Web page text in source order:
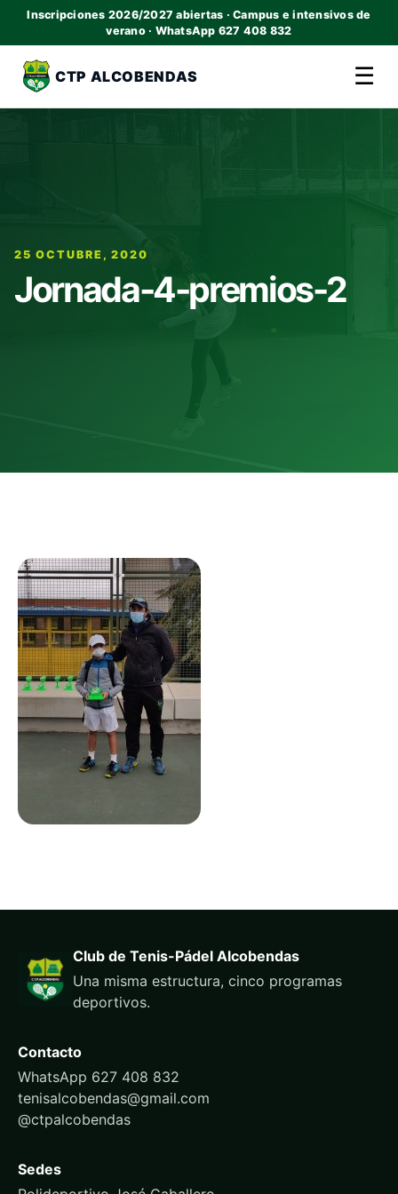
Inscripciones 2026/2027 abiertas · Campus e intensivos de
verano · WhatsApp 627 408 832
CTP ALCOBENDAS ☰
25 OCTUBRE, 2020
Jornada-4-premios-2
Club de Tenis-Pádel Alcobendas
Una misma estructura, cinco programas
deportivos.
Contacto
WhatsApp 627 408 832
tenisalcobendas@gmail.com
@ctpalcobendas
Sedes